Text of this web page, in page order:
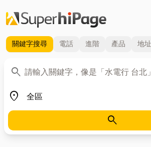
關鍵字搜尋 電話 進階 產品 地址
search
關鍵字
place
地區
search